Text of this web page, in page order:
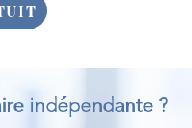
indépendante ?